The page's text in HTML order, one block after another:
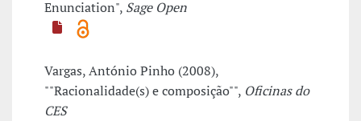
Enunciation", Sage Open
Vargas, António Pinho (2008),
""Racionalidade(s) e composição"", Oficinas do
CES